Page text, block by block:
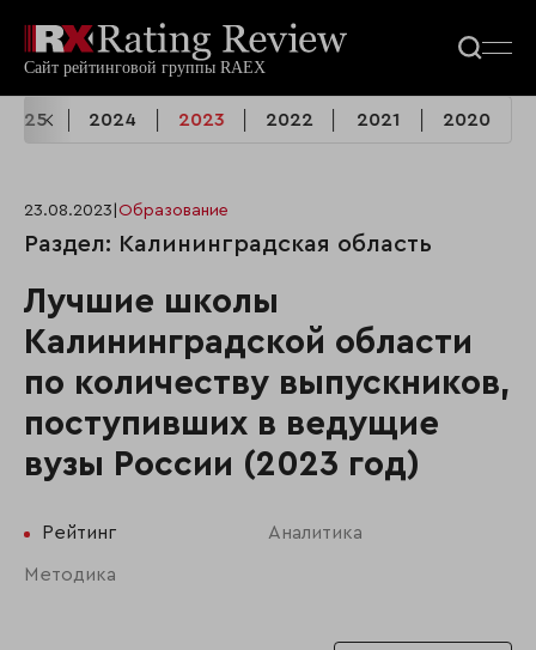
2025 2024 2023 2022 2021 2020
23.08.2023 Образование
Раздел: Калининградская область
Лучшие школы
Калининградской области
по количеству выпускников,
поступивших в ведущие
вузы России (2023 год)
Рейтинг Аналитика
Методика